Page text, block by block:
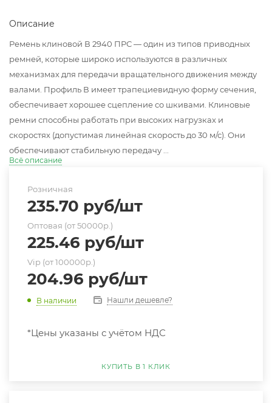
Описание
Ремень клиновой В 2940 ПРС — один из типов приводных
ремней, которые широко используются в различных
механизмах для передачи вращательного движения между
валами. Профиль В имеет трапециевидную форму сечения,
обеспечивает хорошее сцепление со шкивами. Клиновые
ремни способны работать при высоких нагрузках и
скоростях (допустимая линейная скорость до 30 м/с). Они
обеспечивают стабильную передачу ...
Всё описание
Розничная
235.70 руб/шт
Оптовая (от 50000р.)
225.46 руб/шт
Vip (от 100000р.)
204.96 руб/шт
В наличии Нашли дешевле?
*Цены указаны с учётом НДС
КУПИТЬ В 1 КЛИК